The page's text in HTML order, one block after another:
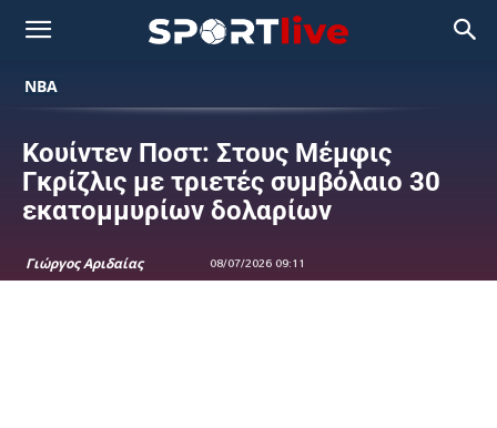
NBA
Κουίντεν Ποστ: Στους Μέμφις
Γκρίζλις με τριετές συμβόλαιο 30
εκατομμυρίων δολαρίων
Γιώργος Αριδαίας 08/07/2026 09:11